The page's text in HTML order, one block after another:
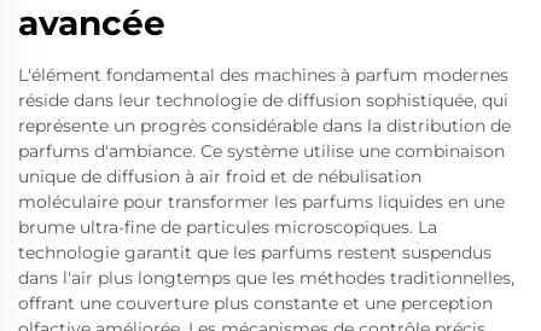
avancée
L'élément fondamental des machines à parfum modernes
réside dans leur technologie de diffusion sophistiquée, qui
représente un progrès considérable dans la distribution de
parfums d'ambiance. Ce système utilise une combinaison
unique de diffusion à air froid et de nébulisation
moléculaire pour transformer les parfums liquides en une
brume ultra-fine de particules microscopiques. La
technologie garantit que les parfums restent suspendus
dans l'air plus longtemps que les méthodes traditionnelles,
offrant une couverture plus constante et une perception